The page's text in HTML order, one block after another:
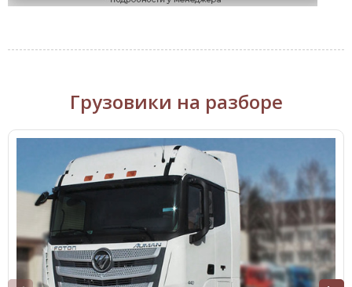
Грузовики на разборе